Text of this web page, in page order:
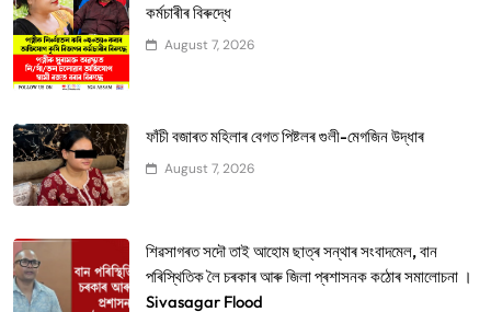
কৰ্মচাৰীৰ বিৰুদ্ধে
August 7, 2026
ফাঁচী বজাৰত মহিলাৰ বেগত পিষ্টলৰ গুলী-মেগজিন উদ্ধাৰ
August 7, 2026
শিৱসাগৰত সদৌ তাই আহোম ছাত্ৰ সন্থাৰ সংবাদমেল, বান
পৰিস্থিতিক লৈ চৰকাৰ আৰু জিলা প্ৰশাসনক কঠোৰ সমালোচনা ।
Sivasagar Flood